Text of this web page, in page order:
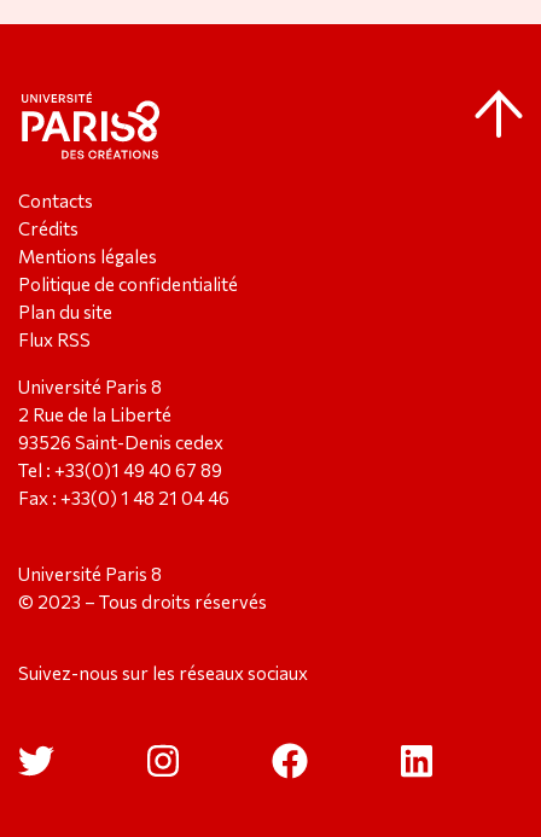
Contacts
Crédits
Mentions légales
Politique de confidentialité
Plan du site
Flux RSS
Université Paris 8
2 Rue de la Liberté
93526 Saint-Denis cedex
Tel : +33(0)1 49 40 67 89
Fax : +33(0) 1 48 21 04 46
Université Paris 8
© 2023 – Tous droits réservés
Suivez-nous sur les réseaux sociaux